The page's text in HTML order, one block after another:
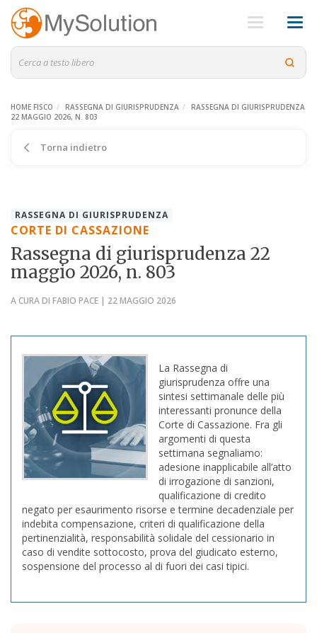
HOME FISCO RASSEGNA DI GIURISPRUDENZA
RASSEGNA DI GIURISPRUDENZA
22 MAGGIO 2026, N. 803
Torna indietro
RASSEGNA DI GIURISPRUDENZA
CORTE DI CASSAZIONE
Rassegna di giurisprudenza 22
maggio 2026, n. 803
A CURA DI FABIO PACE | 22 MAGGIO 2026
La Rassegna di
giurisprudenza offre una
sintesi settimanale delle più
interessanti pronunce della
Corte di Cassazione. Fra gli
argomenti di questa
settimana segnaliamo:
adesione inapplicabile all’atto
di irrogazione di sanzioni,
qualificazione di credito
negato per esaurimento risorse e termine decadenziale per
indebita compensazione, criteri di qualificazione della
pertinenzialità, responsabilità solidale del cessionario in
caso di vendite sottocosto, prova del giudicato esterno,
sospensione del processo al di fuori dei casi tipici.